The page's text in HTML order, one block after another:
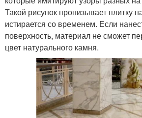
Такой рисунок пронизывает плитку
истирается со временем. Если
поверхность, материал не сможет
цвет натурального камня.